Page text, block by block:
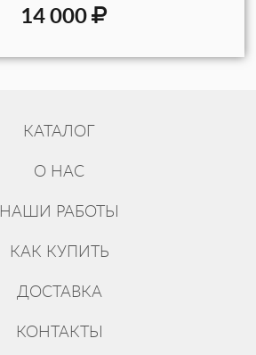
14 000
КАТАЛОГ
О НАС
НАШИ РАБОТЫ
КАК КУПИТЬ
ДОСТАВКА
КОНТАКТЫ